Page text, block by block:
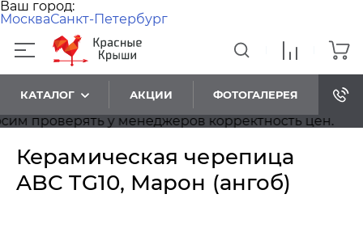
Ваш город:
МоскваСанкт-Петербург
КАТАЛОГ АКЦИИ ФОТОГАЛЕРЕЯ
у менеджеров корректность цен.
Керамическая черепица
ABC TG10, Марон (ангоб)